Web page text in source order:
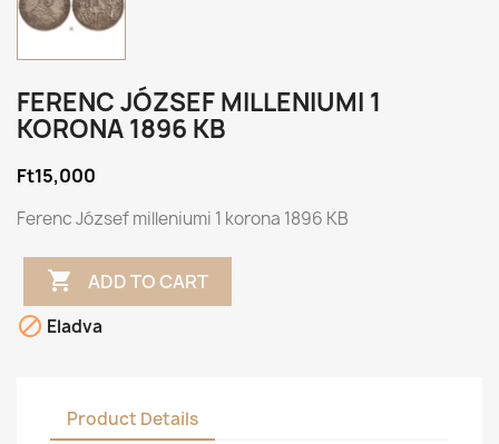
FERENC JÓZSEF MILLENIUMI 1
KORONA 1896 KB
Ft15,000
Ferenc József milleniumi 1 korona 1896 KB
 ADD TO CART
 Eladva
Product Details